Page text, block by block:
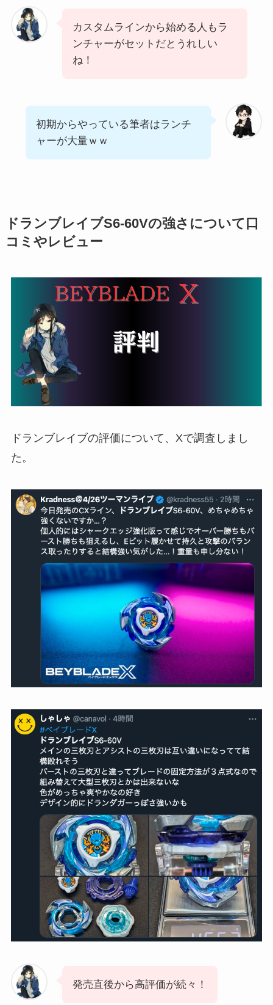
カスタムラインから始める人もラ
ンチャーがセットだとうれしい
ね！
初期からやっている筆者はランチ
ャーが大量ｗｗ
ドランブレイブS6-60Vの強さについて口
コミやレビュー
ドランブレイブの評価について、Xで調査しまし
た。
発売直後から高評価が続々！